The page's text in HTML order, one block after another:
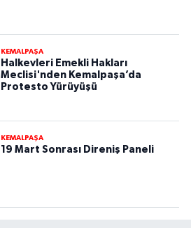
KEMALPAŞA
Halkevleri Emekli Hakları
Meclisi'nden Kemalpaşa’da
Protesto Yürüyüşü
KEMALPAŞA
19 Mart Sonrası Direniş Paneli